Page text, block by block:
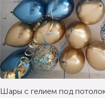
Шары с гелием под